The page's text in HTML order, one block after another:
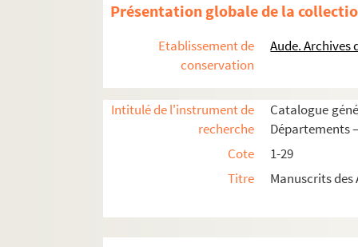
Présentation globale de la
Etablissement de
conservation
Aude.
Intitulé de l'instrument de
recherche
Catalogue
Départements
Cote
1-29
Titre
Manuscrits